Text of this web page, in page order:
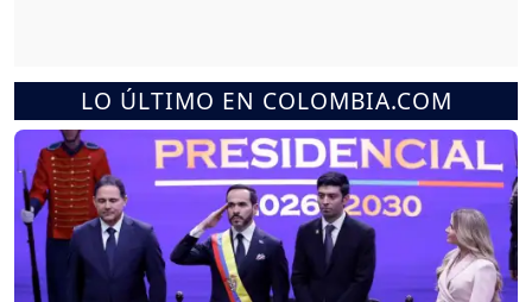
LO ÚLTIMO EN COLOMBIA.COM